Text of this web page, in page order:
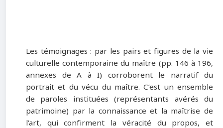
Les témoignages : par les pairs et figures de la vie
culturelle contemporaine du maître (pp. 146 à 196,
annexes de A à I) corroborent le narratif du
portrait et du vécu du maître. C’est un ensemble
de paroles instituées (représentants avérés du
patrimoine) par la connaissance et la maîtrise de
l’art, qui confirment la véracité du propos, et